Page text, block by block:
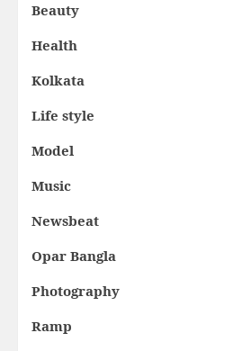
Beauty
Health
Kolkata
Life style
Model
Music
Newsbeat
Opar Bangla
Photography
Ramp